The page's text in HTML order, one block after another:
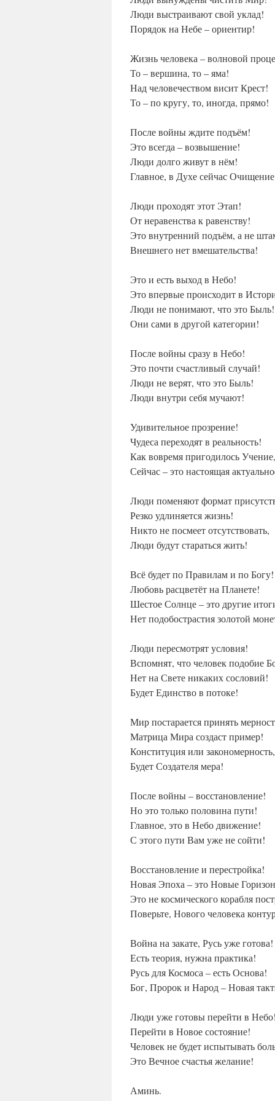
Люди выстраивают свой уклад!
Порядок на Небе – ориентир!
Жизнь человека – волновой
То – вершина, то – яма!
Над человечеством висит Крест!
То – по кругу, то, иногда, прямо!
После войны ждите подъём!
Это всегда – возвышение!
Люди долго живут в нём!
Главное, в Духе сейчас
Люди проходят этот Этап!
От неравенства к равенству!
Это внутренний подъём, а не
Внешнего нет вмешательства!
Это и есть выход в Небо!
Это впервые происходит в
Люди не понимают, что это Быль!
Они сами в другой категории!
После войны сразу в Небо!
Это почти счастливый случай!
Люди не верят, что это Быль!
Люди внутри себя мучают!
Удивительное прозрение!
Чудеса переходят в реальность!
Как вовремя пригодилось Учение,
Сейчас – это настоящая
Люди поменяют формат
Резко удлиняется жизнь!
Никто не посмеет отсутствовать,
Люди будут стараться жить!
Всё будет по Правилам и по Богу!
Любовь расцветёт на Планете!
Шестое Солнце – это другие
Нет подобострастия золотой
Люди пересмотрят условия!
Вспомнят, что человек подобие
Нет на Свете никаких сословий!
Будет Единство в потоке!
Мир постарается принять
Матрица Мира создаст пример!
Конституция или закономерность,
Будет Создателя мера!
После войны – восстановление!
Но это только половина пути!
Главное, это в Небо движение!
С этого пути Вам уже не сойти!
Восстановление и перестройка!
Новая Эпоха – это Новые
Это не космического корабля
Поверьте, Нового человека
Война на закате, Русь уже готова!
Есть теория, нужна практика!
Русь для Космоса – есть Основа!
Бог, Пророк и Народ – Новая
Люди уже готовы перейти в Небо!
Перейти в Новое состояние!
Человек не будет испытывать
Это Вечное счастья желание!
Аминь.